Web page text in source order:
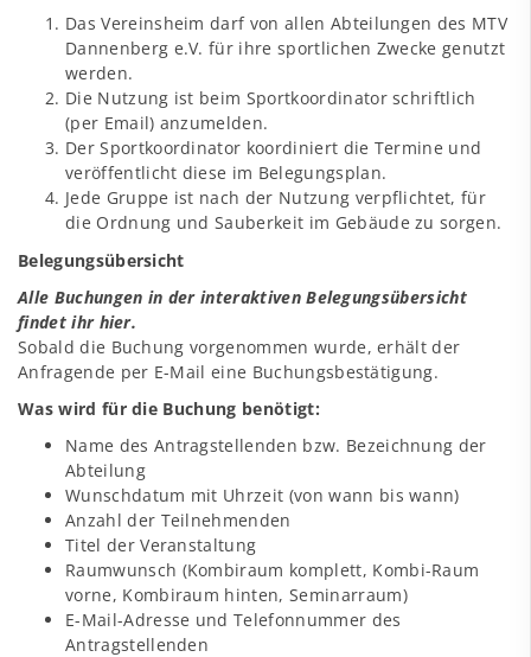
Das Vereinsheim darf von allen Abteilungen des MTV
Dannenberg e.V. für ihre sportlichen Zwecke genutzt
werden.
Die Nutzung ist beim Sportkoordinator schriftlich
(per Email) anzumelden.
Der Sportkoordinator koordiniert die Termine und
veröffentlicht diese im Belegungsplan.
Jede Gruppe ist nach der Nutzung verpflichtet, für
die Ordnung und Sauberkeit im Gebäude zu sorgen.
Belegungsübersicht
Alle Buchungen in der interaktiven Belegungsübersicht
findet ihr hier.
Sobald die Buchung vorgenommen wurde, erhält der
Anfragende per E-Mail eine Buchungsbestätigung.
Was wird für die Buchung benötigt:
Name des Antragstellenden bzw. Bezeichnung der
Abteilung
Wunschdatum mit Uhrzeit (von wann bis wann)
Anzahl der Teilnehmenden
Titel der Veranstaltung
Raumwunsch (Kombiraum komplett, Kombi-Raum
vorne, Kombiraum hinten, Seminarraum)
E-Mail-Adresse und Telefonnummer des
Antragstellenden